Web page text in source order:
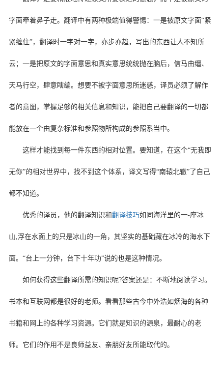
字面牵着鼻子走。翻译中有两种极端值得警惕：一是被原文字面“紧
紧缠住”，翻译时一字对一字，亦步亦趋，写出的东西让人不知所
云；一是把原文的字面意思和真实意思统统抛在脑后，信马由缰、
天马行空，肆意瞎编。想要不被字面意思所迷惑，译员必须了解作
者的意图，掌握足够的相关信息和知识，能把自己要翻译的一切都
能放在一个由复杂标准和参照物所构成的参照系当中。
这样才能找到每一件东西的相对位置。要知道，在这个“无我即
无你”的相对世界中，找不到这个体系，译文写得“南辕北辙”了自己
都不知道。
优秀的译员，他的翻译知识和翻译技巧如同海洋里的一-座冰
山,浮在水面上的只是冰山的一角，其坚实的基础藏在冰冷的海水下
面。“台上一分钟，台下十年功”说的也是这种情况。
如何获得这些翻译所需的知识呢?答案还是：不断地阅读学习。
书本和互联网都是很好的老师。看看那些古今中外浩如烟海的各种
书籍和网上的各种学习资源。它们就是知识的源泉，最耐心的老
师。它们的作用不是良师益友、亲朋好友所能取代的。